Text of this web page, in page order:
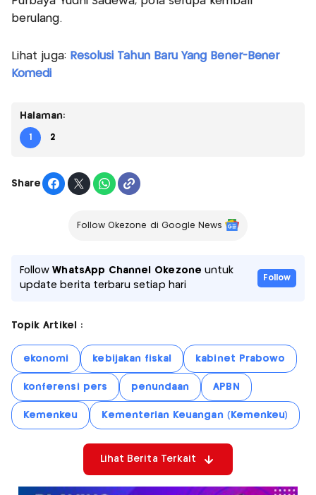
berulang.
Lihat juga: Resolusi Tahun Baru Yang Bener-Bener
Komedi
Halaman:
1 2
Share
Follow Okezone di Google News
FollowWhatsApp Channel Okezone untuk
update berita terbaru setiap hari
Follow
Topik Artikel :
ekonomi kebijakan fiskal kabinet Prabowo
konferensi pers penundaan APBN
Kemenkeu Kementerian Keuangan (Kemenkeu)
Lihat Berita Terkait